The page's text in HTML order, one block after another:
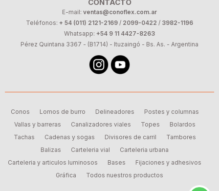
CONTACTO
E-mail: ventas@conoflex.com.ar
Teléfonos: + 54 (011) 2121-2169 / 2099-0422 / 3982-1196
Whatsapp: +54 9 11 4427-8263
Pérez Quintana 3367 - (B1714) - Ituzaingó - Bs. As. - Argentina
Conos Lomos de burro Delineadores
Postes y columnas
Vallas y barreras
Canalizadores viales Topes
Bolardos
Tachas
Cadenas y sogas Divisores de carril
Tambores
Balizas
Carteleria vial
Carteleria urbana
Carteleria y articulos luminosos
Bases
Fijaciones y adhesivos
Gráfica
Todos nuestros productos